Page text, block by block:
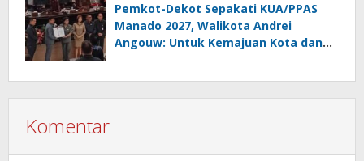
Pemkot-Dekot Sepakati KUA/PPAS
Manado 2027, Walikota Andrei
Angouw: Untuk Kemajuan Kota dan
Komentar